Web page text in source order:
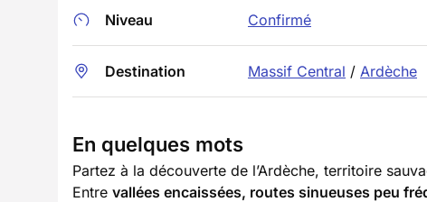
Niveau Confirmé
Destination Massif Central / Ardèche
En quelques mots
Partez à la découverte de l’Ardèche, territoire
Entre vallées encaissées, routes sinueuses peu